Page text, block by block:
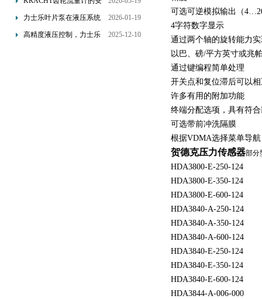
装要求：直管段、过滤器
力士乐叶片泵在液压系统
中的应用分析
2026-01-19
高精度液压控制，力士乐
2025-12-10
可选可逆模拟输出（
4字符数字显示
通过两个轴的旋转能力
以巴、磅/平方英寸或兆
通过键编程简单处理
开关点和复位滞后可以
许多有用的附加功能
终端分配选项，具有符
可选带前冲洗隔膜
根据VDMA选择菜单导
贺德克压力传感器部分
HDA3800-E-250-124
HDA3800-E-350-124
HDA3800-E-600-124
HDA3840-A-250-124
HDA3840-A-350-124
HDA3840-A-600-124
HDA3840-E-250-124
HDA3840-E-350-124
HDA3840-E-600-124
HDA3844-A-006-000